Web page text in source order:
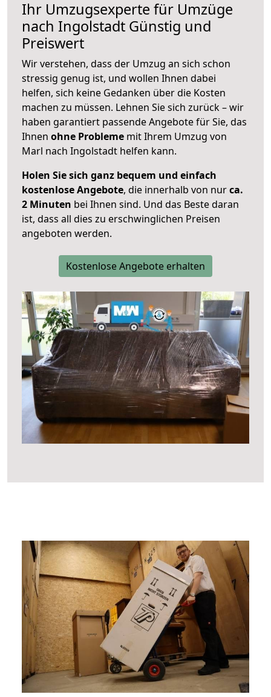
Ihr Umzugsexperte für Umzüge
nach Ingolstadt Günstig und
Preiswert
Wir verstehen, dass der Umzug an sich schon
stressig genug ist, und wollen Ihnen dabei
helfen, sich keine Gedanken über die Kosten
machen zu müssen. Lehnen Sie sich zurück – wir
haben garantiert passende Angebote für Sie, das
Ihnen ohne Probleme mit Ihrem Umzug von
Marl nach Ingolstadt helfen kann.
Holen Sie sich ganz bequem und einfach
kostenlose Angebote, die innerhalb von nurca.
2 Minuten bei Ihnen sind. Und das Beste daran
ist, dass all dies zu erschwinglichen Preisen
angeboten werden.
Kostenlose Angebote erhalten